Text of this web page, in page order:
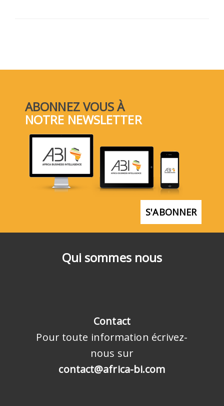
Qui sommes nous
Contact
Pour toute information écrivez-
nous sur
contact@africa-bi.com
ABONNEZ VOUS À
NOTRE NEWSLETTER
S'ABONNER